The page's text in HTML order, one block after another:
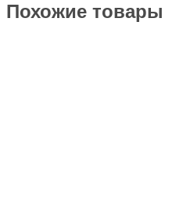
Похожие товары